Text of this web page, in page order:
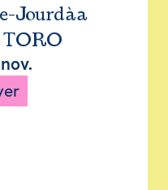
Jourdàa
TORO